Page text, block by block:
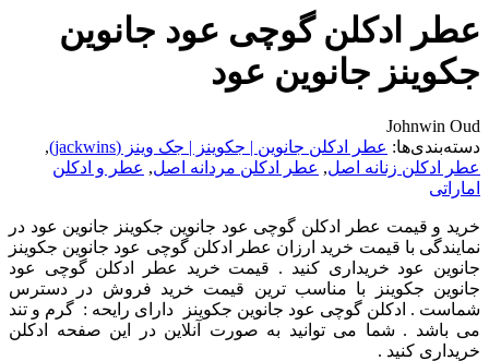
عطر ادکلن گوچی عود جانوین
جکوینز جانوین عود
Johnwin Oud
دسته‌بندی‌ها: عطر ادکلن جانوین | جکوینز | جک وینز (jackwins)
,
عطر ادکلن زنانه اصل, عطر ادکلن مردانه اصل, عطر و ادکلن
اماراتی
خرید و قیمت عطر ادکلن گوچی عود جانوین جکوینز جانوین عود در
نمایندگی با قیمت خرید ارزان عطر ادکلن گوچی عود جانوین جکوینز
جانوین عود خریداری کنید . قیمت خرید عطر ادکلن گوچی عود
جانوین جکوینز با مناسب ترین قیمت خرید فروش در دسترس
شماست . ادکلن گوچی عود جانوین جکوینز دارای رایحه : گرم و تند
می باشد . شما می توانید به صورت آنلاین در این صفحه
ادکلن
خریداری کنید .